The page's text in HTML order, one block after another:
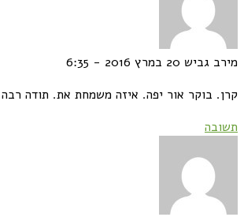
מירב גביש 20 במרץ 2016 - 6:35
קרן. בוקר אור יפה. איזה משמחת את. תודה
תשובה